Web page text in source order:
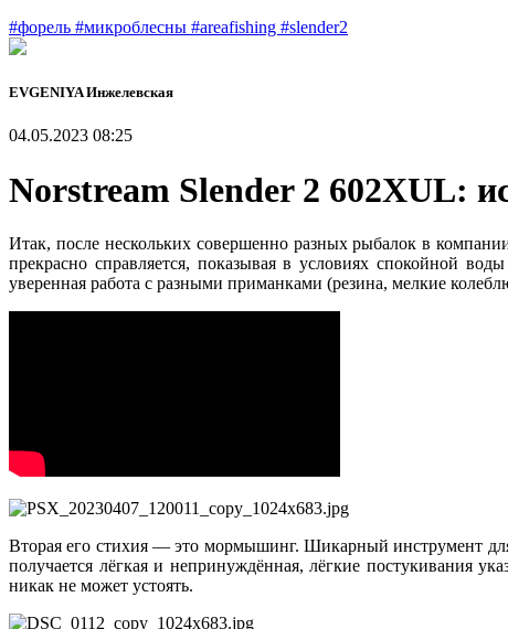
#форель #микроблесны #areafishing #slender2
EVGENIYA Инжелевская
04.05.2023 08:25
Norstream Slender 2 602XUL:
Итак, после нескольких совершенно разных рыбалок в
прекрасно справляется, показывая в условиях спокойной
уверенная работа с разными приманками (резина, мелкие
Вторая его стихия — это мормышинг. Шикарный инструмент
получается лёгкая и непринуждённая, лёгкие постукивания
никак не может устоять.